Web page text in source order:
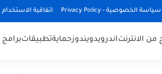
سياسة الخصوصية - Privacy Policy اتفاقية الاستخدام
من الانترنتاندرويدويندوزحمايةتطبيقات